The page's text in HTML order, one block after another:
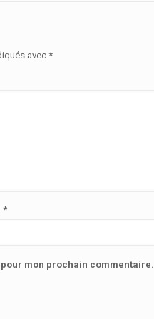
avec *
*
mon prochain commentaire.